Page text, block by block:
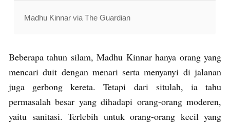
Madhu Kinnar via The Guardian
Beberapa tahun silam, Madhu Kinnar hanya orang yang
mencari duit dengan menari serta menyanyi di jalanan
juga gerbong kereta. Tetapi dari situlah, ia tahu
permasalah besar yang dihadapi orang-orang moderen,
yaitu sanitasi. Terlebih untuk orang-orang kecil yang